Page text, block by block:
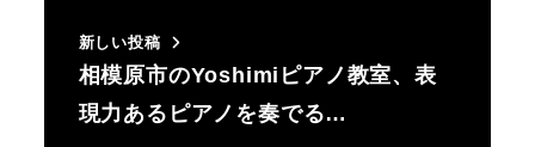
新しい投稿
相模原市のYoshimiピアノ教室、表
現力あるピアノを奏でる…